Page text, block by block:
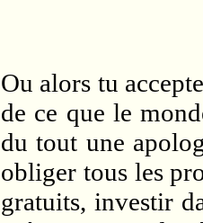
Ou alors tu
de ce que le
du tout une
obliger tous les
gratuits, investir